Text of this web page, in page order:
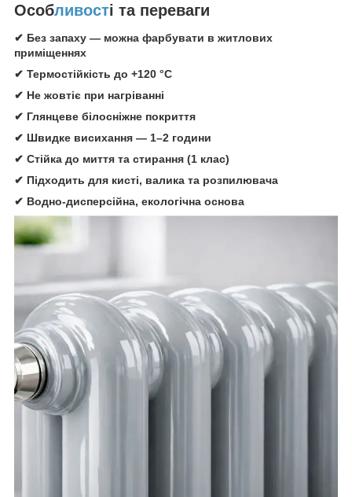
Особливості та переваги
✔ Без запаху — можна фарбувати в житлових
приміщеннях
✔ Термостійкість до +120 °C
✔ Не жовтіє при нагріванні
✔ Глянцеве білосніжне покриття
✔ Швидке висихання — 1–2 години
✔ Стійка до миття та стирання (1 клас)
✔ Підходить для кисті, валика та розпилювача
✔ Водно-дисперсійна, екологічна основа